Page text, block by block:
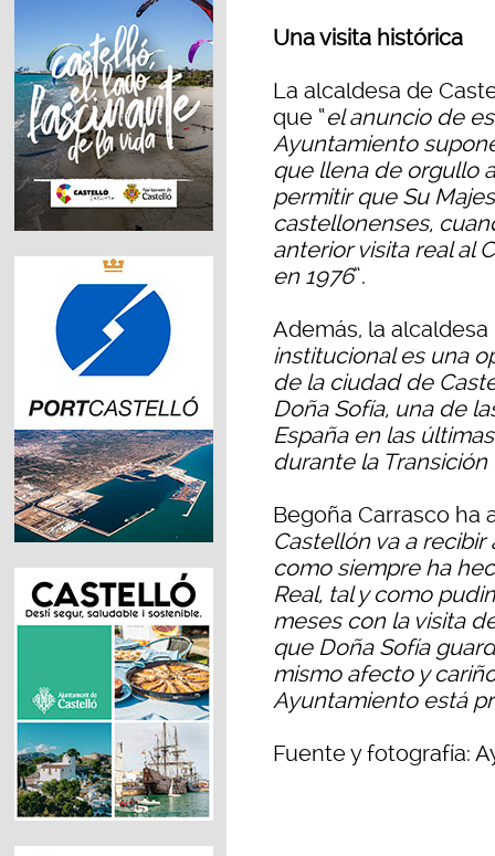
Una visita histórica
La alcaldesa de
que “el anuncio de
Ayuntamiento
que llena de orgullo
permitir que Su
castellonenses,
anterior visita real al
en 1976”.
Además, la alcaldesa
institucional es una
de la ciudad de
Doña Sofía, una de
España en las
durante la
Begoña Carrasco ha
Castellón va a recibir
como siempre ha
Real, tal y como
meses con la visita
que Doña Sofía
mismo afecto y
Ayuntamiento está
Fuente y fotografía: